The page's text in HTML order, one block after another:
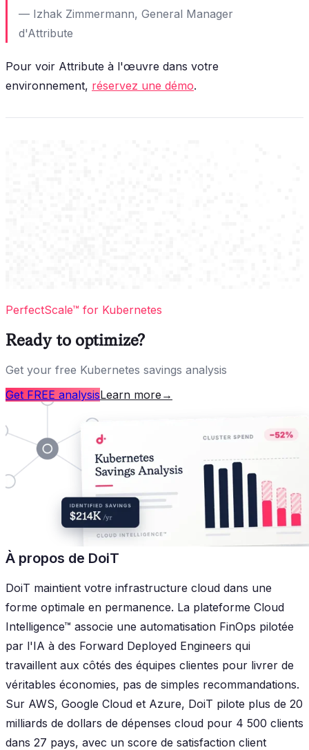
— Izhak Zimmermann, General Manager
d'Attribute
Pour voir Attribute à l'œuvre dans votre
environnement, réservez une démo.
PerfectScale™ for Kubernetes
Ready to optimize?
Get your free Kubernetes savings analysis
Get FREE analysisLearn more →
À propos de DoiT
DoiT maintient votre infrastructure cloud dans une
forme optimale en permanence. La plateforme Cloud
Intelligence™ associe une automatisation FinOps pilotée
par l'IA à des Forward Deployed Engineers qui
travaillent aux côtés des équipes clientes pour livrer de
véritables économies, pas de simples recommandations.
Sur AWS, Google Cloud et Azure, DoiT pilote plus de 20
milliards de dollars de dépenses cloud pour 4 500 clients
dans 27 pays, avec un score de satisfaction client